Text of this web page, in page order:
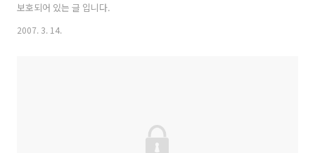
보호되어 있는 글 입니다.
2007. 3. 14.